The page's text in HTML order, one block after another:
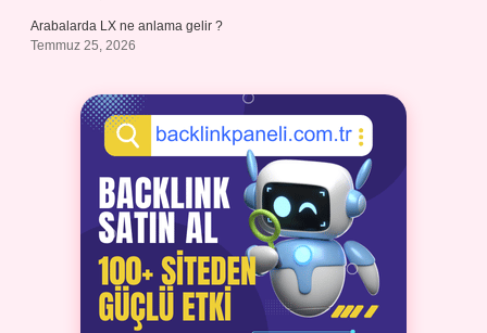
Arabalarda LX ne anlama gelir ?
Temmuz 25, 2026